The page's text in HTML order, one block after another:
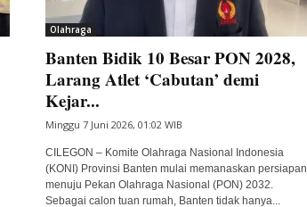
Olahraga
Banten Bidik 10 Besar PON 2028,
Larang Atlet ‘Cabutan’ demi
Kejar...
Minggu 7 Juni 2026, 01:02 WIB
CILEGON – Komite Olahraga Nasional Indonesia
(KONI) Provinsi Banten mulai memanaskan persiapan
menuju Pekan Olahraga Nasional (PON) 2032.
Sebagai calon tuan rumah, Banten tidak hanya...